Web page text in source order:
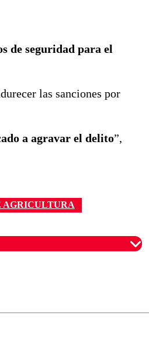
de seguridad para el
las sanciones por
a agravar el delito”,
AGRICULTURA